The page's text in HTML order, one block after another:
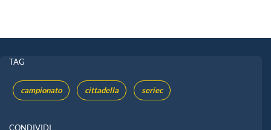
TAG
campionato cittadella seriec
CONDIVIDI